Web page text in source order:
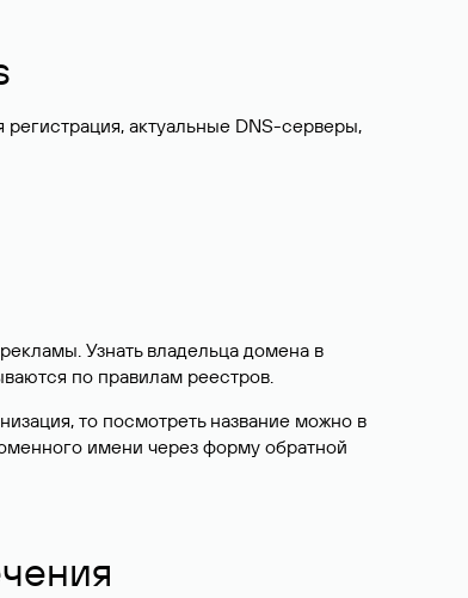
актуальные DNS-серверы,
Узнать владельца домена в
по правилам реестров.
то посмотреть название можно в
имени через форму обратной